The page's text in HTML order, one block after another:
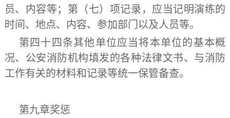
员、内容等；第（七）项记录，应当记明演练的
时间、地点、内容、参加部门以及人员等。
第四十四条其他单位应当将本单位的基本概
况、公安消防机构填发的各种法律文书、与消防
工作有关的材料和记录等统一保管备查。
第九章奖惩